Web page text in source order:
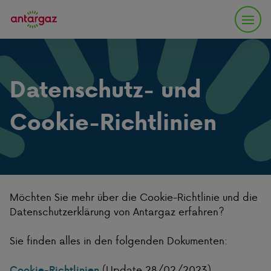
Datenschutz- und
Cookie-Richtlinien
Möchten Sie mehr über die Cookie-Richtlinie und die
Datenschutzerklärung von Antargaz erfahren?
Sie finden alles in den folgenden Dokumenten: